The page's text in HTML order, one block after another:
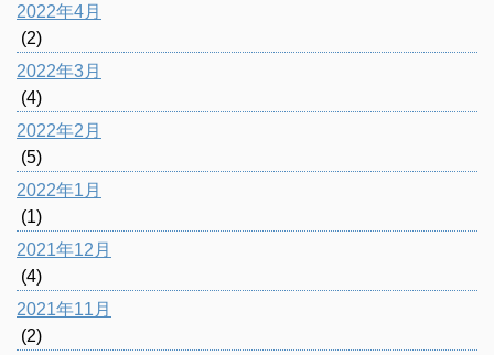
2022年4月
(2)
2022年3月
(4)
2022年2月
(5)
2022年1月
(1)
2021年12月
(4)
2021年11月
(2)